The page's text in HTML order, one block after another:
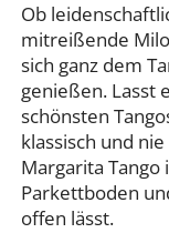
Ob
mitreißende
sich ganz dem
genießen. Lasst
schönsten
klassisch und
Margarita
Parkettboden
offen lässt.